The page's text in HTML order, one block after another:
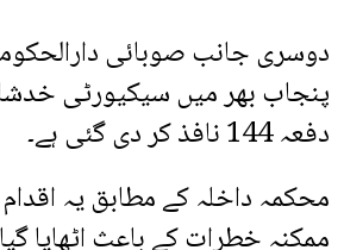
دوسری جانب صوبائی
پنجاب بھر میں سیکیورٹی
دفعہ 144 نافذ کر دی گئی ہے۔
محکمہ داخلہ کے مطابق یہ